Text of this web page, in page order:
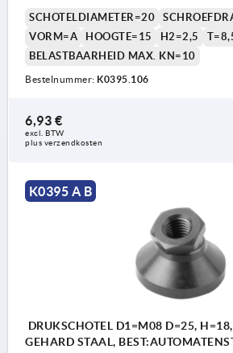
SCHOTELDIAMETER=20
VORM=A
HOOGTE=15 H2=2,5
BELASTBAARHEID MAX. KN=10
Bestelnummer: K0395.106
6,93 €
excl. BTW
plus verzendkosten
K0395 A B
DRUKSCHOTEL D1=M08 D=25,
GEHARD STAAL,